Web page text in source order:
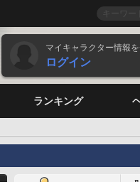
マイキャラクター情報を
ログイン
ランキング